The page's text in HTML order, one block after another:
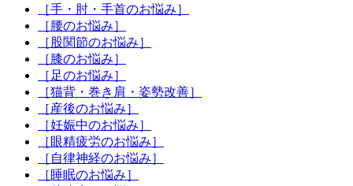
［手・肘・手首のお悩み］
［腰のお悩み］
［股関節のお悩み］
［膝のお悩み］
［足のお悩み］
［猫背・巻き肩・姿勢改善］
［産後のお悩み］
［妊娠中のお悩み］
［眼精疲労のお悩み］
［自律神経のお悩み］
［睡眠のお悩み］